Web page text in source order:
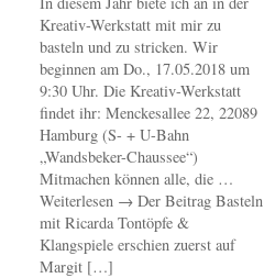
Kreativ-Werkstatt mit mir zu
basteln und zu stricken. Wir
beginnen am Do., 17.05.2018 um
9:30 Uhr. Die Kreativ-Werkstatt
findet ihr: Menckesallee 22, 22089
Hamburg (S- + U-Bahn
„Wandsbeker-Chaussee“)
Mitmachen können alle, die …
Weiterlesen → Der Beitrag Basteln
mit Ricarda Tontöpfe &
Klangspiele erschien zuerst auf
Margit […]